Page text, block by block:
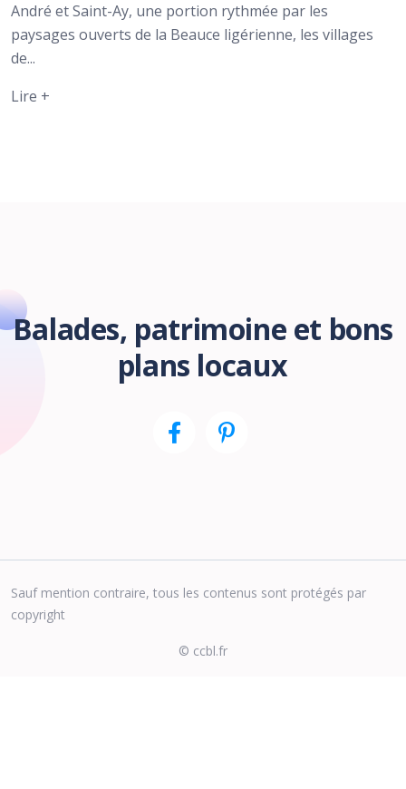
André et Saint-Ay, une portion rythmée par les
paysages ouverts de la Beauce ligérienne, les villages
de...
Lire +
Balades, patrimoine et bons
plans locaux
Sauf mention contraire, tous les contenus sont protégés par
copyright
© ccbl.fr